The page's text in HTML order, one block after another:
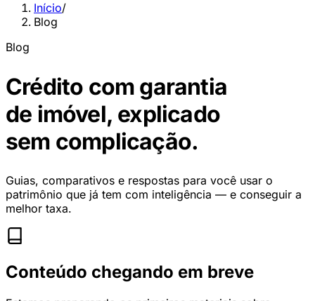
Início/
Blog
Blog
Crédito com garantia
de imóvel, explicado
sem complicação.
Guias, comparativos e respostas para você usar o
patrimônio que já tem com inteligência — e conseguir a
melhor taxa.
Conteúdo chegando em breve